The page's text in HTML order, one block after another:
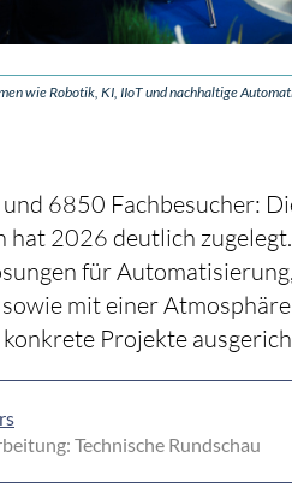
wie Robotik, KI, IIoT und nachhaltige
6850 Fachbesucher:
hat 2026 deutlich
für
mit einer
Projekte
Technische Rundschau